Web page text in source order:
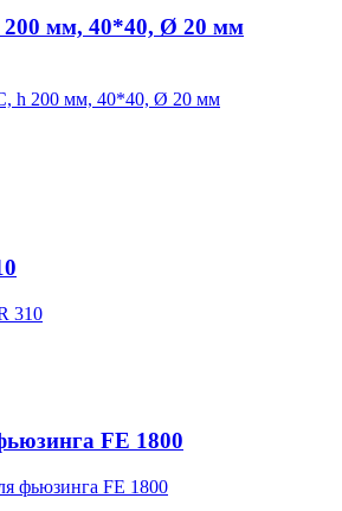
200 мм, 40*40, Ø 20 мм
FE 1800